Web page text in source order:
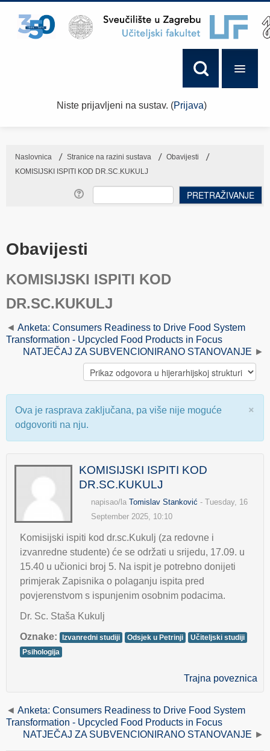
Niste prijavljeni na sustav. (Prijava)
Naslovnica → Stranice na razini sustava → Obavijesti
→
KOMISIJSKI ISPITI KOD DR.SC.KUKULJ
Obavijesti
KOMISIJSKI ISPITI KOD
DR.SC.KUKULJ
Anketa: Consumers Readiness to Drive Food System
Transformation - Upcycled Food Products in Focus
NATJEČAJ ZA SUBVENCIONIRANO STANOVANJE
×
Ova je rasprava zaključana, pa više nije moguće
odgovoriti na nju.
KOMISIJSKI ISPITI KOD
DR.SC.KUKULJ
napisao/la Tomislav Stanković - Tuesday, 16
September 2025, 10:10
Komisijski ispiti kod dr.sc.Kukulj (za redovne i
izvanredne studente) će se održati u srijedu, 17.09. u
15.40 u učionici broj 5. Na ispit je potrebno donijeti
primjerak Zapisnika o polaganju ispita pred
povjerenstvom s ispunjenim osobnim podacima.
Dr. Sc. Staša Kukulj
Oznake:
Izvanredni studiji Odsjek u Petrinji
Učiteljski studiji
Psihologija
Trajna poveznica
Anketa: Consumers Readiness to Drive Food System
Transformation - Upcycled Food Products in Focus
NATJEČAJ ZA SUBVENCIONIRANO STANOVANJE